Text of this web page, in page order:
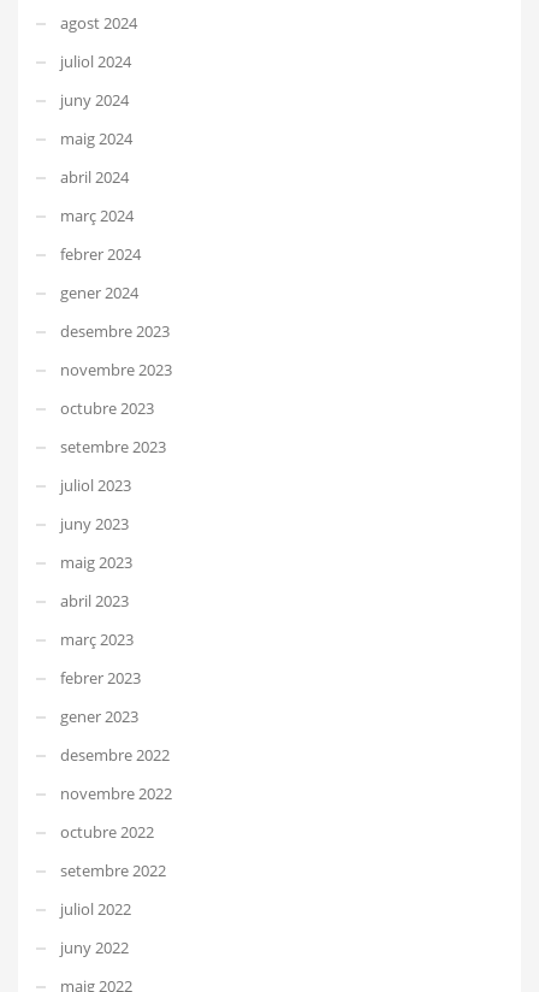
agost 2024
juliol 2024
juny 2024
maig 2024
abril 2024
març 2024
febrer 2024
gener 2024
desembre 2023
novembre 2023
octubre 2023
setembre 2023
juliol 2023
juny 2023
maig 2023
abril 2023
març 2023
febrer 2023
gener 2023
desembre 2022
novembre 2022
octubre 2022
setembre 2022
juliol 2022
juny 2022
maig 2022